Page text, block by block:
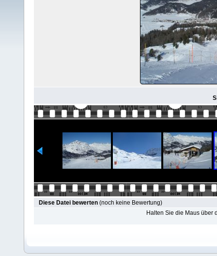
Diese Datei bewerten (noch keine Bewertung)
Halten Sie die Maus über